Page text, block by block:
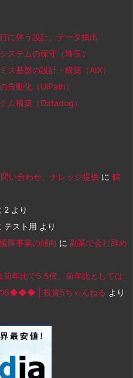
に伴う設計、データ抽出
ステムの保守（埼玉）
ス基盤の設計・構築（AIX）
自動化（UiPath）
ム構築（Datadog）
い合わせ、ナレッジ提供 に 鶴
2 より
テスト用 より
隊事業の傾向 に 副業で会社辞め
前年比で5.5倍、前年比としては
6◆◆◆ | 投資5ちゃんねる より